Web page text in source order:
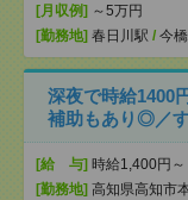
[月収例] ～5万円
[勤務地] 春日川駅 / 今
深夜で時給1400
補助もあり◎／
[給 与] 時給1,400円～
[勤務地] 高知県高知市